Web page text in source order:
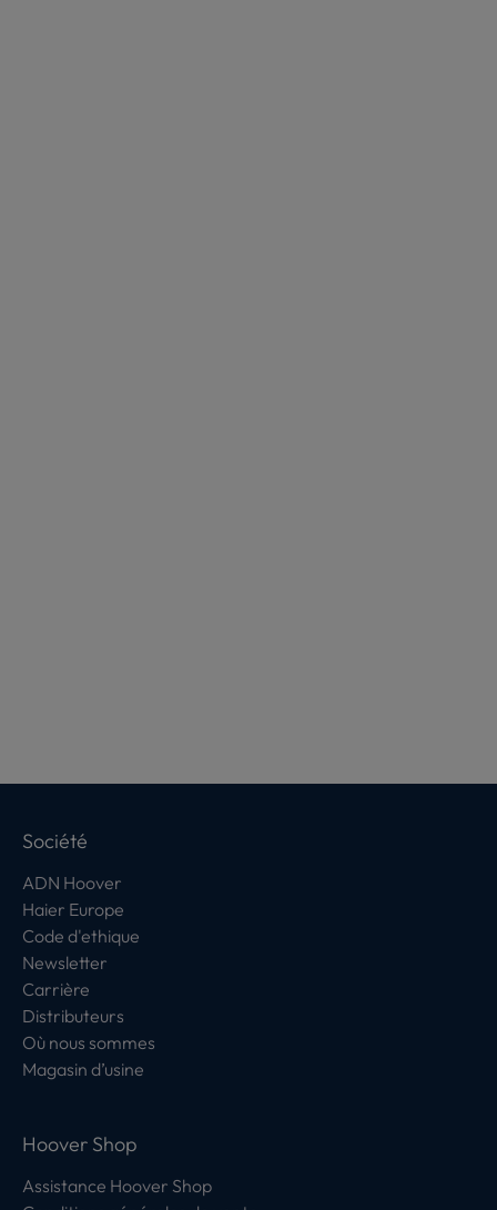
Société
ADN Hoover
Haier Europe
Code d'ethique
Newsletter
Carrière
Distributeurs
Où nous sommes
Magasin d’usine
Hoover Shop
Assistance Hoover Shop